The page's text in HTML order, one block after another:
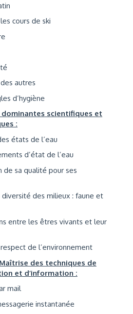
cours de ski
autres
d’hygiène
scientifiques et
:
états de l’eau
d’état de l’eau
de sa qualité pour ses
des milieux : faune et
entre les êtres vivants et leur
de l’environnement
des techniques de
et d’information :
mail
instantanée